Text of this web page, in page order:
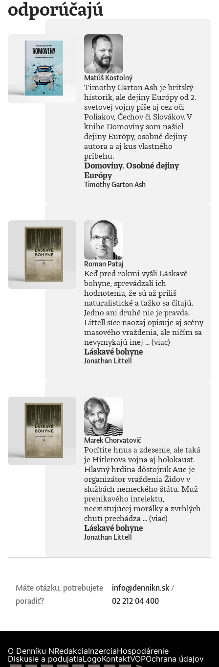
odporúčajú
Matúš Kostolný
Timothy Garton Ash je britský
historik, ale dejiny Európy od 2.
svetovej vojny píše aj cez oči
Poliakov, Čechov či Slovákov. V
knihe Domoviny som našiel
dejiny Európy, osobné dejiny
autora a aj kus vlastného
príbehu.
Domoviny. Osobné dejiny
Európy
Timothy Garton Ash
Roman Pataj
Keď pred rokmi vyšli Láskavé
bohyne, sprevádzali ich
hodnotenia, že sú až príliš
naturalistické a ťažko sa čítajú.
Jedno ani druhé nie je pravda.
Littell síce naozaj opisuje aj scény
masového vraždenia, ale ničím sa
nevymykajú inej ...(viac)
Láskavé bohyne
Jonathan Littell
Marek Chorvatovič
Pocítite hnus a zdesenie, ale taká
je Hitlerova vojna aj holokaust.
Hlavný hrdina dôstojník Aue je
organizátor vraždenia Židov v
službách nemeckého štátu. Muž
prenikavého intelektu,
neexistujúcej morálky a zvrhlých
chutí prechádza ...(viac)
Láskavé bohyne
Jonathan Littell
Máte otázku, potrebujete
poradiť?
info@dennikn.sk /
02 212 04 400
O Denníku NRedakciaInzerciaHospodárenie
Diskusie a podujatiaLogoKontaktVOPOchrana údajov